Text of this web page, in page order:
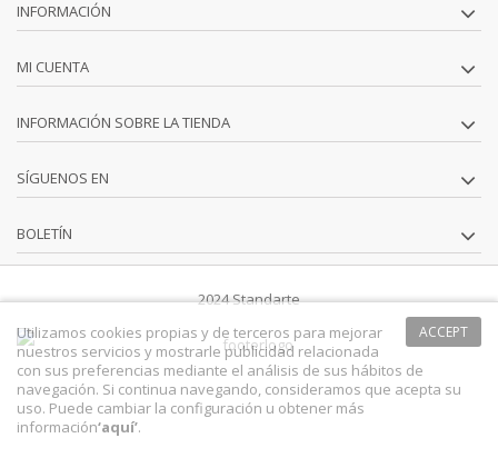
INFORMACIÓN
MI CUENTA
INFORMACIÓN SOBRE LA TIENDA
SÍGUENOS EN
BOLETÍN
2024 Standarte
ACCEPT
Utilizamos cookies propias y de terceros para mejorar
nuestros servicios y mostrarle publicidad relacionada
con sus preferencias mediante el análisis de sus hábitos de
navegación. Si continua navegando, consideramos que acepta su
uso. Puede cambiar la configuración u obtener más
información‘aquí’.